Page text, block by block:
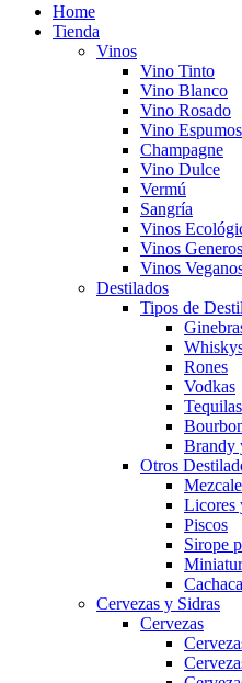
Home
Tienda
Vinos
Vino Tinto
Vino Blanco
Vino Rosado
Vino
Champagne
Vino Dulce
Vermú
Sangría
Vinos
Vinos
Vinos
Destilados
Tipos de
Rones
Vodkas
Tequilas
Brandy
Otros
Licores
Piscos
Sirope
Cervezas y Sidras
Cervezas